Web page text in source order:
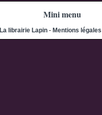
Mini menu
La librairie Lapin - Mentions